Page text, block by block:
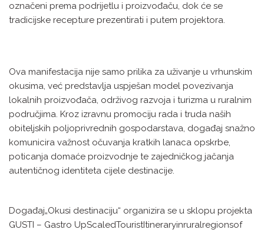
označeni prema podrijetlu i proizvođaču, dok će se
tradicijske recepture prezentirati i putem projektora.
Ova manifestacija nije samo prilika za uživanje u vrhunskim
okusima, već predstavlja uspješan model povezivanja
lokalnih proizvođača, održivog razvoja i turizma u ruralnim
područjima. Kroz izravnu promociju rada i truda naših
obiteljskih poljoprivrednih gospodarstava, događaj snažno
komunicira važnost očuvanja kratkih lanaca opskrbe,
poticanja domaće proizvodnje te zajedničkog jačanja
autentičnog identiteta cijele destinacije.
Događaj„Okusi destinaciju“ organizira se u sklopu projekta
GUSTI – Gastro UpScaledTouristItineraryinruralregionsof